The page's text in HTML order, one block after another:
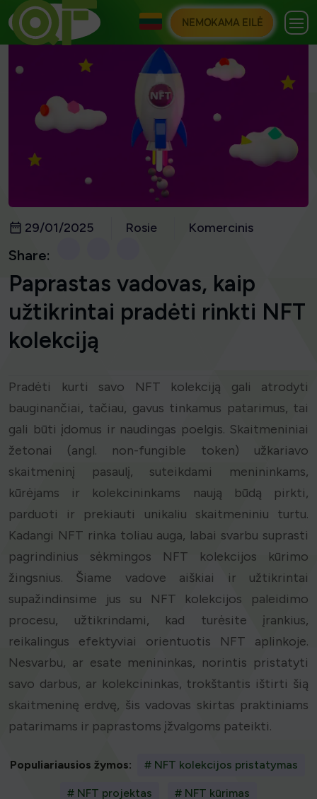
NEMOKAMA EILĖ
29/01/2025 Rosie Komercinis
Share:
Paprastas vadovas, kaip
užtikrintai pradėti rinkti NFT
kolekciją
Pradėti kurti savo NFT kolekciją gali atrodyti
bauginančiai, tačiau, gavus tinkamus patarimus, tai
gali būti įdomus ir naudingas poelgis. Skaitmeniniai
žetonai (angl. non-fungible token) užkariavo
skaitmeninį pasaulį, suteikdami menininkams,
kūrėjams ir kolekcininkams naują būdą pirkti,
parduoti ir prekiauti unikaliu skaitmeniniu turtu.
Kadangi NFT rinka toliau auga, labai svarbu suprasti
pagrindinius sėkmingos NFT kolekcijos kūrimo
žingsnius. Šiame vadove aiškiai ir užtikrintai
supažindinsime jus su NFT kolekcijos paleidimo
procesu, užtikrindami, kad turėsite įrankius,
reikalingus efektyviai orientuotis NFT aplinkoje.
Nesvarbu, ar esate menininkas, norintis pristatyti
savo darbus, ar kolekcininkas, trokštantis ištirti šią
skaitmeninę erdvę, šis vadovas skirtas praktiniams
patarimams ir paprastoms įžvalgoms pateikti.
Populiariausios žymos: # NFT kolekcijos pristatymas
# NFT projektas # NFT kūrimas